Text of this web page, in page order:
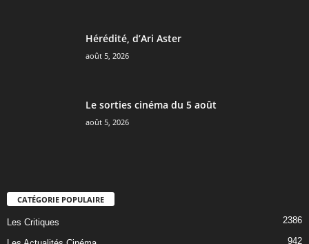
Hérédité, d’Ari Aster
août 5, 2026
Le sorties cinéma du 5 août
août 5, 2026
CATÉGORIE POPULAIRE
Les Critiques 2386
942